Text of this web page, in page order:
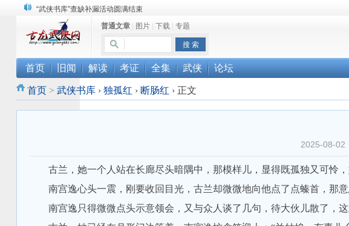
“武侠书库”查缺补漏活动圆满结束
《古龙小说原貌探究》修订版已上市
顾雪衣《古龙武侠小说知见录》上市
普通文章| 图片| 下载| 专题
首页 旧闻 解读 考证 全集 武侠 论坛
首页> 武侠书库 › 独孤红 › 断肠红 ›正文
2025-08-02
古兰，她一个人站在长廊尽头暗隅中，那模样儿，显得既孤独又可怜，
南宫逸心头一震，刚要收回目光，古兰却微微地向他点了点螓首，那意
南宫逸只得微微点头示意领会，又与众人谈了几句，待大伙儿散了，这